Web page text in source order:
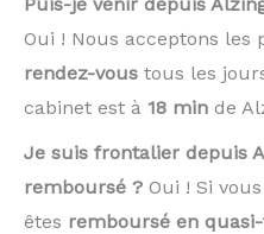
Puis-je venir depuis
Oui ! Nous acceptons les
rendez-vous tous les
cabinet est à 18 min de
Je suis frontalier depuis
remboursé ? Oui ! Si
êtes remboursé en